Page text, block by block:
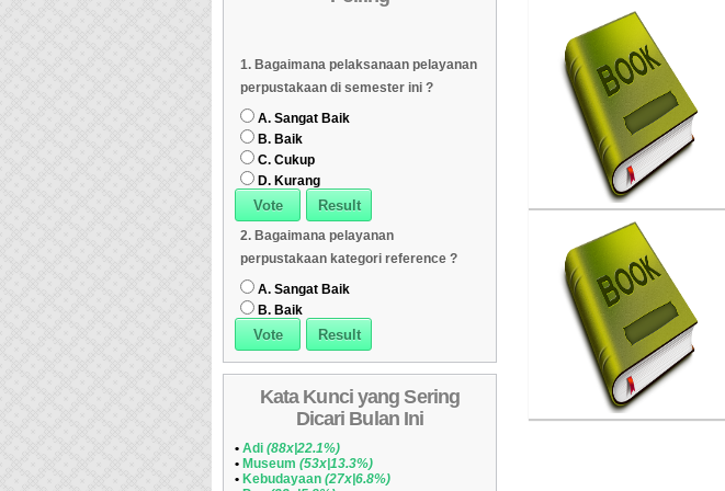
08 Daftar Koleksi (Peruntukan)
Dipinjam
07 Daftar Koleksi (Klasifikasi/ddc)
1. Bagaimana pelaksanaan pelayanan
perpustakaan di semester ini ?
A. Sangat Baik
B. Baik
C. Cukup
D. Kurang
2. Bagaimana pelayanan
perpustakaan kategori reference ?
A. Sangat Baik
B. Baik
Kata Kunci yang Sering
Dicari Bulan Ini
• Adi (88x|22.1%)
• Museum (53x|13.3%)
• Kebudayaan (27x|6.8%)
Anak-Anak Revolusi : Buku
Penulis :Budiman Sudjatmiko
Penerbit :PT. Gramedia
Pustaka Utama
Th.Terbit :2013